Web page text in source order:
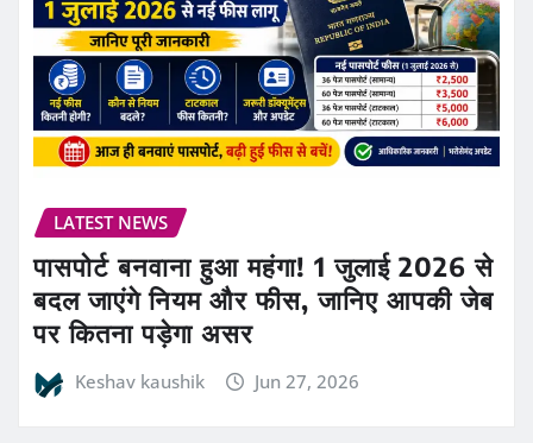
LATEST NEWS
पासपोर्ट बनवाना हुआ महंगा! 1 जुलाई 2026 से
बदल जाएंगे नियम और फीस, जानिए आपकी जेब
पर कितना पड़ेगा असर
Keshav kaushik Jun 27, 2026